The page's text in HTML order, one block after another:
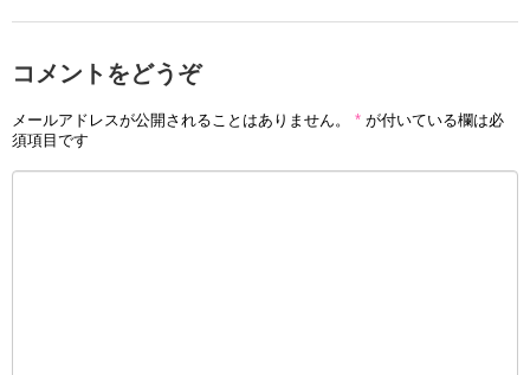
コメントをどうぞ
メールアドレスが公開されることはありません。 * が付いている欄は必
須項目です